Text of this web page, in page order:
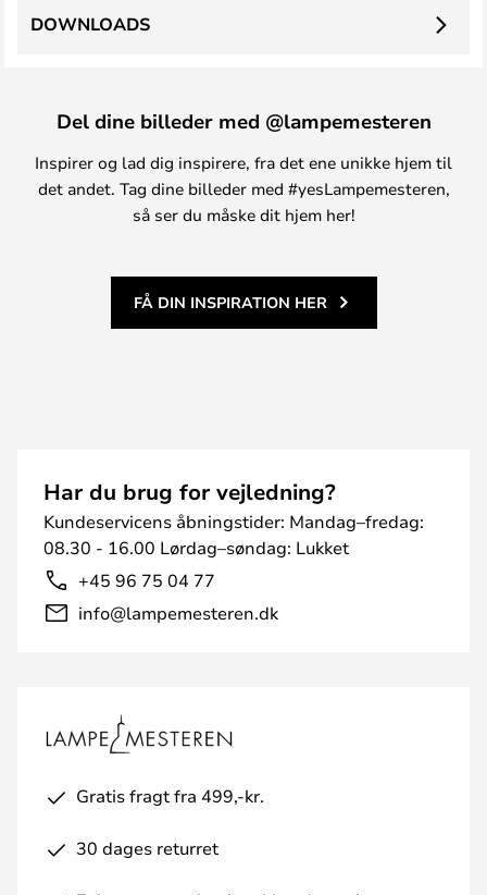
DOWNLOADS
Del dine billeder med @lampemesteren
Inspirer og lad dig inspirere, fra det ene unikke hjem til
det andet. Tag dine billeder med #yesLampemesteren,
så ser du måske dit hjem her!
FÅ DIN INSPIRATION HER
Har du brug for vejledning?
Kundeservicens åbningstider: Mandag–fredag:
08.30 - 16.00 Lørdag–søndag: Lukket
+45 96 75 04 77
info@lampemesteren.dk
Gratis fragt fra 499,-kr.
30 dages returret